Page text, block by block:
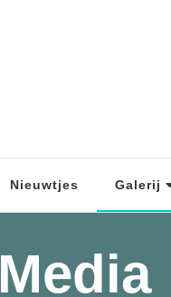
Nieuwtjes Galerij
Media